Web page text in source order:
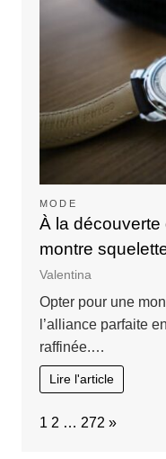
MODE
À la découverte
montre
Valentina
Opter pour une
l’alliance parfaite
raffinée.…
Lire l'article
Page:
1 2 … 272 Next
»